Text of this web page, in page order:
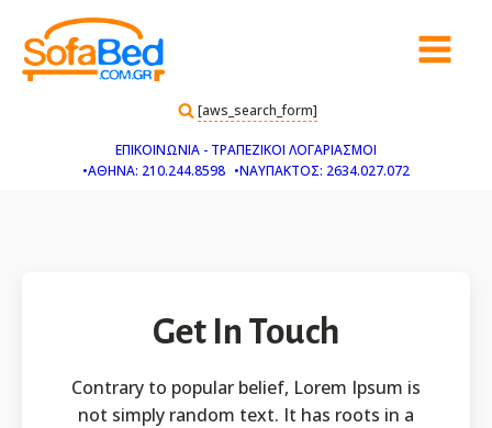
[aws_search_form]
ΕΠΙΚΟΙΝΩΝΙΑ - ΤΡΑΠΕΖΙΚΟΙ ΛΟΓΑΡΙΑΣΜΟΙ
•ΑΘΗΝΑ: 210.244.8598 •ΝΑΥΠΑΚΤΟΣ: 2634.027.072
Get In Touch
Contrary to popular belief, Lorem Ipsum is
not simply random text. It has roots in a